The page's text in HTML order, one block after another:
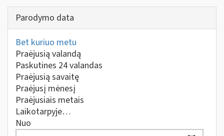
Parodymo data
Bet kuriuo metu
Praėjusią valandą
Paskutines 24 valandas
Praėjusią savaitę
Praėjusį mėnesį
Praėjusiais metais
Laikotarpyje…
Nuo